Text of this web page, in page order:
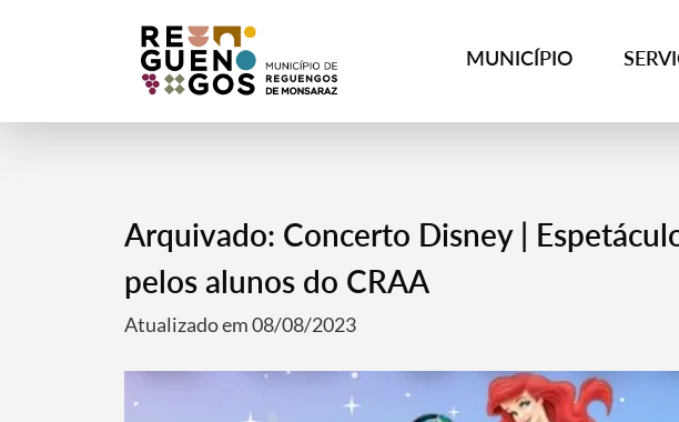
MUNICÍPIO
Arquivado: Concerto Disney |
pelos alunos do CRAA
Atualizado em 08/08/2023